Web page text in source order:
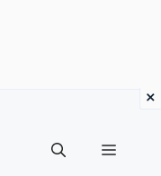
Menu